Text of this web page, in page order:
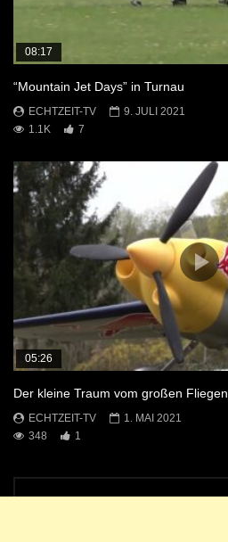
08:17
“Mountain Jet Days” in Turnau
ECHTZEIT-TV
9. JULI 2021
1.1K
7
05:26
Der kleine Traum vom großen Fliegen
ECHTZEIT-TV
1. MAI 2021
348
1